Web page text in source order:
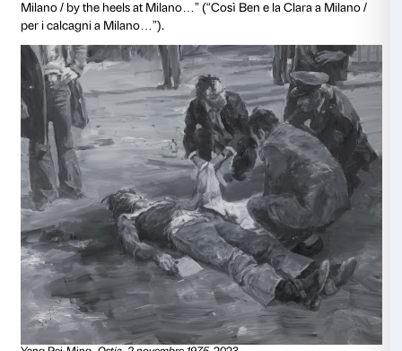
Yang Pei-Ming, Pasolini, Mamma Roma, 2015.
Photographie: André Morin © Yan Pei-Ming, ADAGP,